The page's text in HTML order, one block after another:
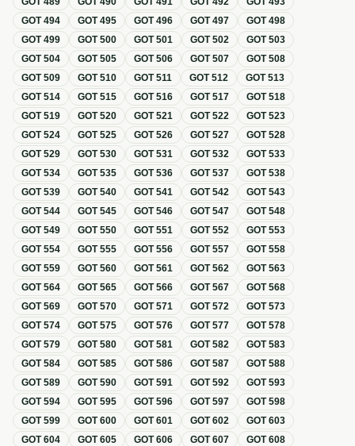
GOT494 GOT495 GOT496 GOT497 GOT498
GOT499 GOT500 GOT501 GOT502 GOT503
GOT504 GOT505 GOT506 GOT507 GOT508
GOT509 GOT510 GOT511 GOT512 GOT513
GOT514 GOT515 GOT516 GOT517 GOT518
GOT519 GOT520 GOT521 GOT522 GOT523
GOT524 GOT525 GOT526 GOT527 GOT528
GOT529 GOT530 GOT531 GOT532 GOT533
GOT534 GOT535 GOT536 GOT537 GOT538
GOT539 GOT540 GOT541 GOT542 GOT543
GOT544 GOT545 GOT546 GOT547 GOT548
GOT549 GOT550 GOT551 GOT552 GOT553
GOT554 GOT555 GOT556 GOT557 GOT558
GOT559 GOT560 GOT561 GOT562 GOT563
GOT564 GOT565 GOT566 GOT567 GOT568
GOT569 GOT570 GOT571 GOT572 GOT573
GOT574 GOT575 GOT576 GOT577 GOT578
GOT579 GOT580 GOT581 GOT582 GOT583
GOT584 GOT585 GOT586 GOT587 GOT588
GOT589 GOT590 GOT591 GOT592 GOT593
GOT594 GOT595 GOT596 GOT597 GOT598
GOT599 GOT600 GOT601 GOT602 GOT603
GOT604 GOT605 GOT606 GOT607 GOT608